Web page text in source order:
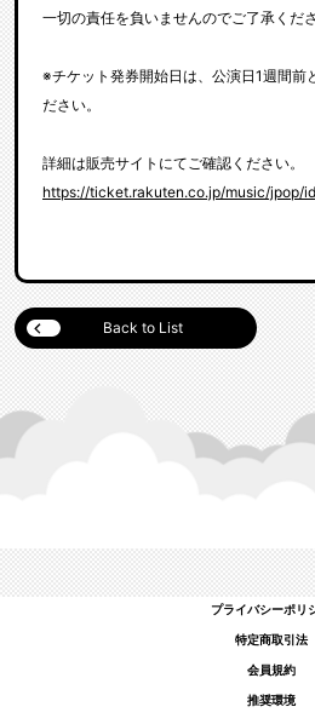
一切の責任を負いませんのでご了承くださ
※チケット発券開始日は、公演日1週間前
ださい。
詳細は販売サイトにてご確認ください。
https://ticket.rakuten.co.jp/music/jpop/
Back to List
プライバシーポリ
特定商取引法
会員規約
推奨環境